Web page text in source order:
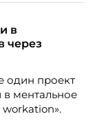
в
через
один проект
в ментальное